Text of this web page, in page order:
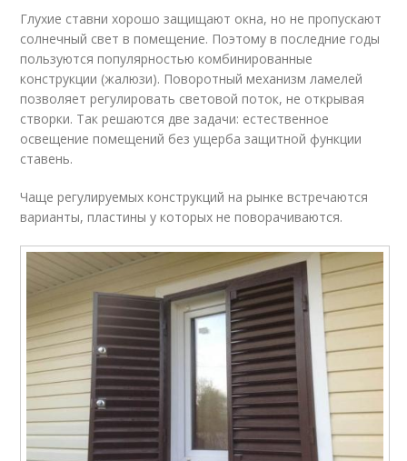
Глухие ставни хорошо защищают окна, но не пропускают
солнечный свет в помещение. Поэтому в последние годы
пользуются популярностью комбинированные
конструкции (жалюзи). Поворотный механизм ламелей
позволяет регулировать световой поток, не открывая
створки. Так решаются две задачи: естественное
освещение помещений без ущерба защитной функции
ставень.
Чаще регулируемых конструкций на рынке встречаются
варианты, пластины у которых не поворачиваются.